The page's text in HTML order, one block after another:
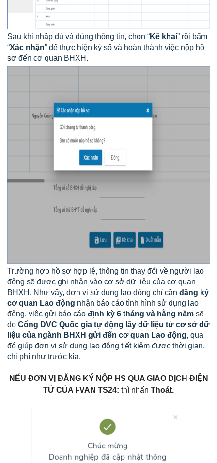
Sau khi nhập đủ và đúng thông tin, chọn “Kê khai” rồi bấm
“Xác nhận” để thực hiện ký số và hoàn thành việc nộp hồ
sơ đến cơ quan BHXH.
Trường hợp hồ sơ hợp lệ, thông tin thay đổi về người lao
động sẽ được ghi nhận vào cơ sở dữ liệu của cơ quan
BHXH. Như vậy, đơn vị sử dụng lao động chỉ cần đăng ký
cơ quan Lao động nhận báo cáo tình hình sử dụng lao
động, việc gửi báo cáo định kỳ 6 tháng và hằng năm sẽ
do Cổng DVC Quốc gia tự động lấy dữ liệu từ cơ sở dữ
liệu của ngành BHXH gửi đến cơ quan Lao động, qua
đó giúp đơn vị sử dụng lao động tiết kiệm được thời gian,
chi phí như trước kia.
NẾU ĐƠN VỊ ĐĂNG KÝ NỘP HS QUA GIAO DỊCH ĐIỆN
TỬ CỦA I-VAN TS24: thì nhấn Thoát.